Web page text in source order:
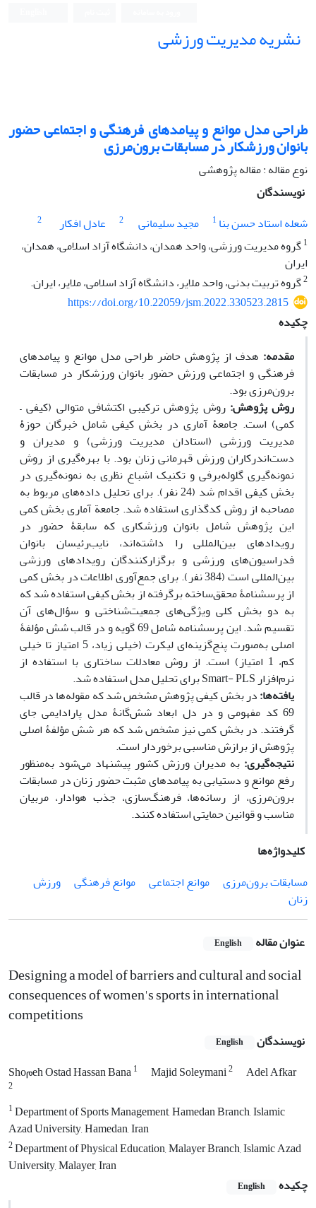
نشریه مدیریت ورزشی
طراحی مدل موانع و پیامدهای فرهنگی و اجتماعی حضور
بانوان ورزشکار در مسابقات برون‌مرزی
نوع مقاله : مقاله پژوهشی
نویسندگان
شعله استاد حسن بنا 1 مجید سلیمانی 2 عادل افکار
2
1گروه مدیریت ورزشی، واحد همدان، دانشگاه آزاد اسلامی، همدان،
ایران
2گروه تربیت بدنی، واحد ملایر، دانشگاه آزاد اسلامی، ملایر، ایران.
https://doi.org/10.22059/jsm.2022.330523.2815
چکیده
مقدمه: هدف از پژوهش حاضر طراحی مدل موانع و پیامدهای
فرهنگی و اجتماعی ورزش حضور بانوان ورزشکار در مسابقات
برون‌مرزی بود.
روش پژوهش:روش پژوهش ترکیبی اکتشافی متوالی (کیفی –
کمی) است. جامعۀ آماری در بخش کیفی شامل خبرگان حوزۀ
مدیریت ورزشی (استادان مدیریت ورزشی) و مدیران و
دست‌اندرکاران ورزش قهرمانی زنان بود. با بهره‌گیری از روش
نمونه‌گیری گلوله‌برفی و تکنیک اشباع نظری به نمونه‌گیری در
بخش کیفی اقدام شد (24 نفر). برای تحلیل داده‌های مربوط به
مصاحبه از روش کدگذاری استفاده شد. جامعة آماری بخش کمی
این پژوهش شامل بانوان ورزشکاری که سابقۀ حضور در
رویدادهای بین‌المللی را داشته‌اند، نایب‌رئیسان بانوان
فدراسیون‌های ورزشی و برگزارکنندگان رویدادهای ورزشی
بین‌المللی است (384 نفر). برای جمع‌آوری اطلاعات در بخش کمی
از پرسشنامۀ محقق‌ساخته برگرفته از بخش کیفی استفاده شد که
به دو بخش کلی ویژگی‌های جمعیت‌شناختی و سؤال‌های آن
تقسیم شد. این پرسشنامه شامل 69 گویه و در قالب شش مؤلفۀ
اصلی به‌صورت پنج‌گزینه‌ای لیکرت (خیلی زیاد، 5 امتیاز تا خیلی
کم، 1 امتیاز) است. از روش معادلات ساختاری با استفاده از
نرم‌افزار Smart- PLS برای تحلیل مدل استفاده شد.
یافته‌ها:در بخش کیفی پژوهش مشخص شد که مقوله‌ها در قالب
69 کد مفهومی و در دل ابعاد شش‌گانۀ مدل پارادایمی جای
گرفتند. در بخش کمی نیز مشخص شد که هر شش مؤلفۀ اصلی
پژوهش از برازش مناسبی برخوردار است.
نتیجه‌گیری: به مدیران ورزش کشور پیشنهاد می‌شود به‌منظور
رفع موانع و دستیابی به پیامدهای مثبت حضور زنان در مسابقات
برون‌مرزی، از رسانه‌ها، فرهنگ‌سازی، جذب هوادار، مربیان
مناسب و قوانین حمایتی استفاده کنند.
کلیدواژه‌ها
مسابقات برون‌مرزی
موانع اجتماعی موانع فرهنگی
ورزش
زنان
عنوان مقاله English
Designing a model of barriers and cultural and social
consequences of women's sports in international
competitions
نویسندگان English
Shoمeh Ostad Hassan Bana1 Majid Soleymani2 Adel Afkar
2
1Department of Sports Management, Hamedan Branch, Islamic
Azad University, Hamedan, Iran
2Department of Physical Education, Malayer Branch, Islamic Azad
University, Malayer, Iran
چکیده
English